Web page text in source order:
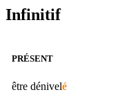
Infinitif
PRÉSENT
être dénivelé